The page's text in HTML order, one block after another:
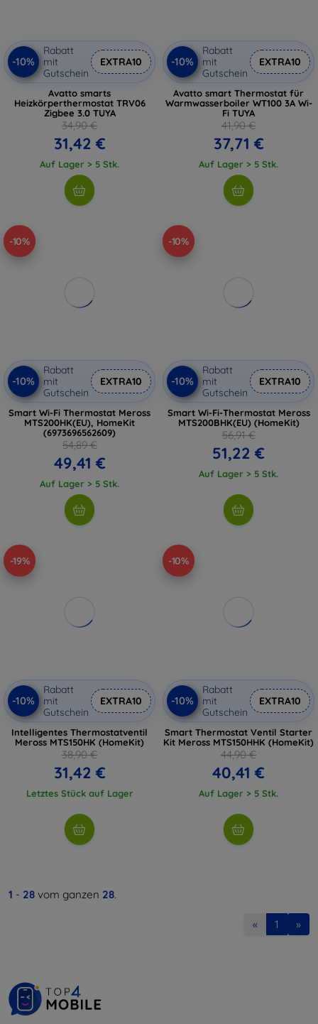
-10%
Rabatt
mit
Gutschein
EXTRA10
Avatto smarts
Heizkörperthermostat TRV06
Zigbee 3.0 TUYA
34,90 €
31,42 €
Auf Lager > 5 Stk.
-10%
Rabatt
mit
Gutschein
EXTRA10
Avatto smart Thermostat für
Warmwasserboiler WT100 3A Wi-
Fi TUYA
41,90 €
37,71 €
Auf Lager > 5 Stk.
-10%
-10%
Rabatt
mit
Gutschein
EXTRA10
Smart Wi-Fi Thermostat Meross
MTS200HK(EU), HomeKit
(6973696562609)
54,89 €
49,41 €
Auf Lager > 5 Stk.
-10%
-10%
Rabatt
mit
Gutschein
EXTRA10
Smart Wi-Fi-Thermostat Meross
MTS200BHK(EU) (HomeKit)
56,91 €
51,22 €
Auf Lager > 5 Stk.
-19%
-10%
Rabatt
mit
Gutschein
EXTRA10
Intelligentes Thermostatventil
Meross MTS150HK (HomeKit)
38,90 €
31,42 €
Letztes Stück auf Lager
-10%
-10%
Rabatt
mit
Gutschein
EXTRA10
Smart Thermostat Ventil Starter
Kit Meross MTS150HHK (HomeKit)
44,90 €
40,41 €
Auf Lager > 5 Stk.
1 - 28 vom ganzen 28.
« 1 »